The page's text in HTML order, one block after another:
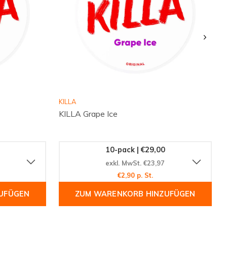
KILLA
KILLA Grape Ice
10-pack | €29,00
exkl. MwSt. €23,97
€2,90 p. St.
ZUM WARENKORB HINZUFÜGEN